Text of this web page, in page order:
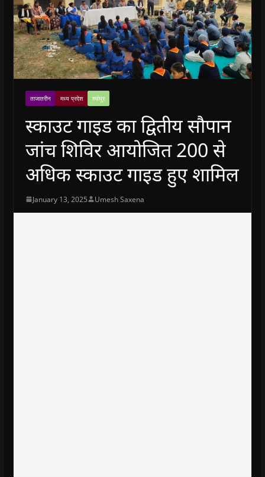
ताजातरीन मध्य प्रदेश श्योपुर
स्काउट गाइड का द्वितीय सौपान
जांच शिविर आयोजित 200 से
अधिक स्काउट गाइड हुए शामिल
January 13, 2025 Umesh Saxena